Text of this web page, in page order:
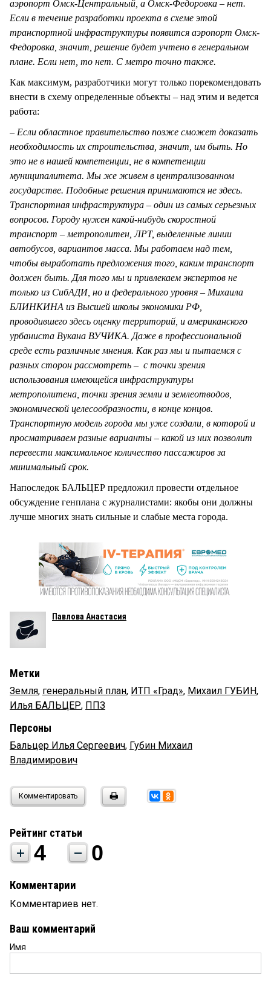
аэропорт Омск-Центральный, а Омск-Федоровка – нет.
Если в течение разработки проекта в схеме этой
транспортной инфраструктуры появится аэропорт Омск-
Федоровка, значит, решение будет учтено в генеральном
плане. Если нет, то нет. С метро точно также.
Как максимум, разработчики могут только порекомендовать
внести в схему определенные объекты – над этим и ведется
работа:
– Если областное правительство позже сможет доказать
необходимость их строительства, значит, им быть. Но
это не в нашей компетенции, не в компетенции
муниципалитета. Мы же живем в централизованном
государстве. Подобные решения принимаются не здесь.
Транспортная инфраструктура – один из самых серьезных
вопросов. Городу нужен какой-нибудь скоростной
транспорт – метрополитен, ЛРТ, выделенные линии
автобусов, вариантов масса. Мы работаем над тем,
чтобы выработать предложения того, каким транспорт
должен быть. Для того мы и привлекаем экспертов не
только из СибАДИ, но и федерального уровня – Михаила
БЛИНКИНА из Высшей школы экономики РФ,
проводившего здесь оценку территорий, и американского
урбаниста Вукана ВУЧИКА. Даже в профессиональной
среде есть различные мнения. Как раз мы и пытаемся с
разных сторон рассмотреть – с точки зрения
использования имеющейся инфраструктуры
метрополитена, точки зрения земли и землеотводов,
экономической целесообразности, в конце концов.
Транспортную модель города мы уже создали, в которой и
просматриваем разные варианты – какой из них позволит
перевести максимальное количество пассажиров за
минимальный срок.
Напоследок БАЛЬЦЕР предложил провести отдельное
обсуждение генплана с журналистами: якобы они должны
лучше многих знать сильные и слабые места города.
Павлова Анастасия
Метки
Земля, генеральный план, ИТП «Град», Михаил ГУБИН,
Илья БАЛЬЦЕР, ППЗ
Персоны
Бальцер Илья Сергеевич, Губин Михаил
Владимирович
Комментировать
Рейтинг статьи
4 0
Комментарии
Комментариев нет.
Ваш комментарий
Имя